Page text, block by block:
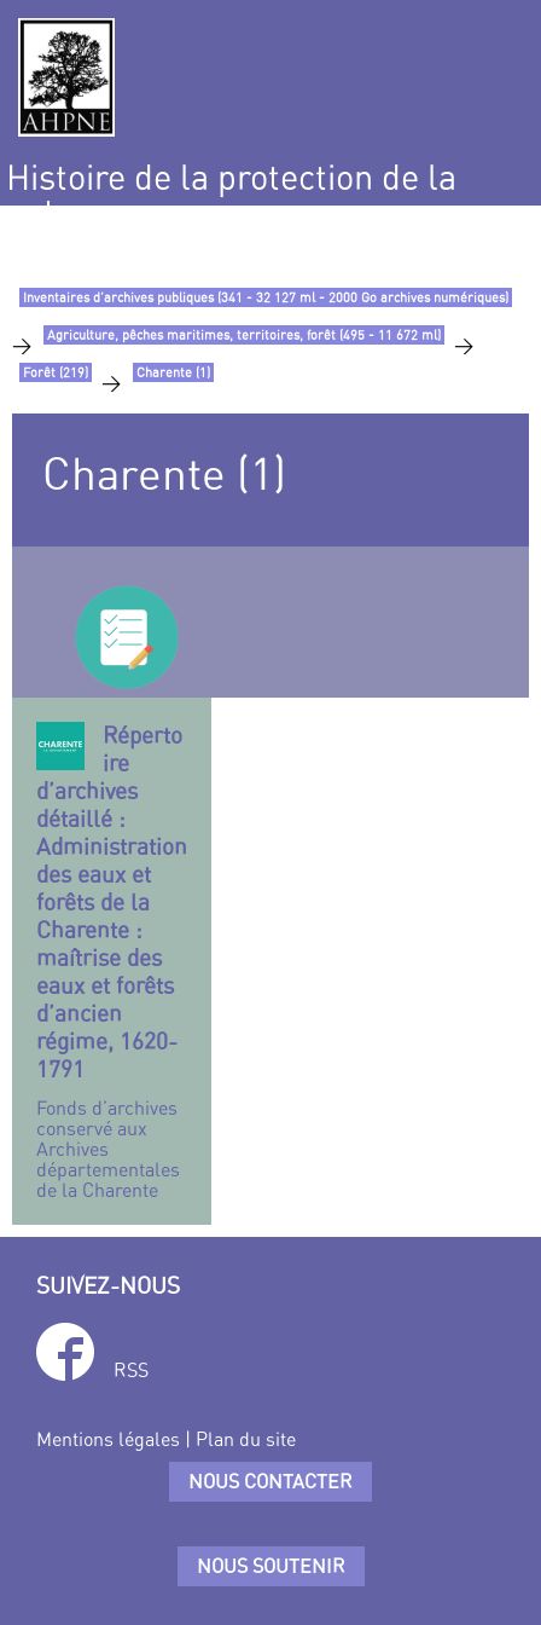
Histoire de la protection de la
nature
Inventaires d’archives publiques (341 - 32 127 ml - 2000 Go archives numériques)
> Agriculture, pêches maritimes, territoires, forêt (495 - 11 672 ml) >
Forêt (219) > Charente (1)
Charente (1)
Réperto
ire
d’archives
détaillé :
Administration
des eaux et
forêts de la
Charente :
maîtrise des
eaux et forêts
d’ancien
régime, 1620-
1791
Fonds d’archives
conservé aux
Archives
départementales
de la Charente
SUIVEZ-NOUS
RSS
Mentions légales | Plan du site
NOUS CONTACTER
NOUS SOUTENIR